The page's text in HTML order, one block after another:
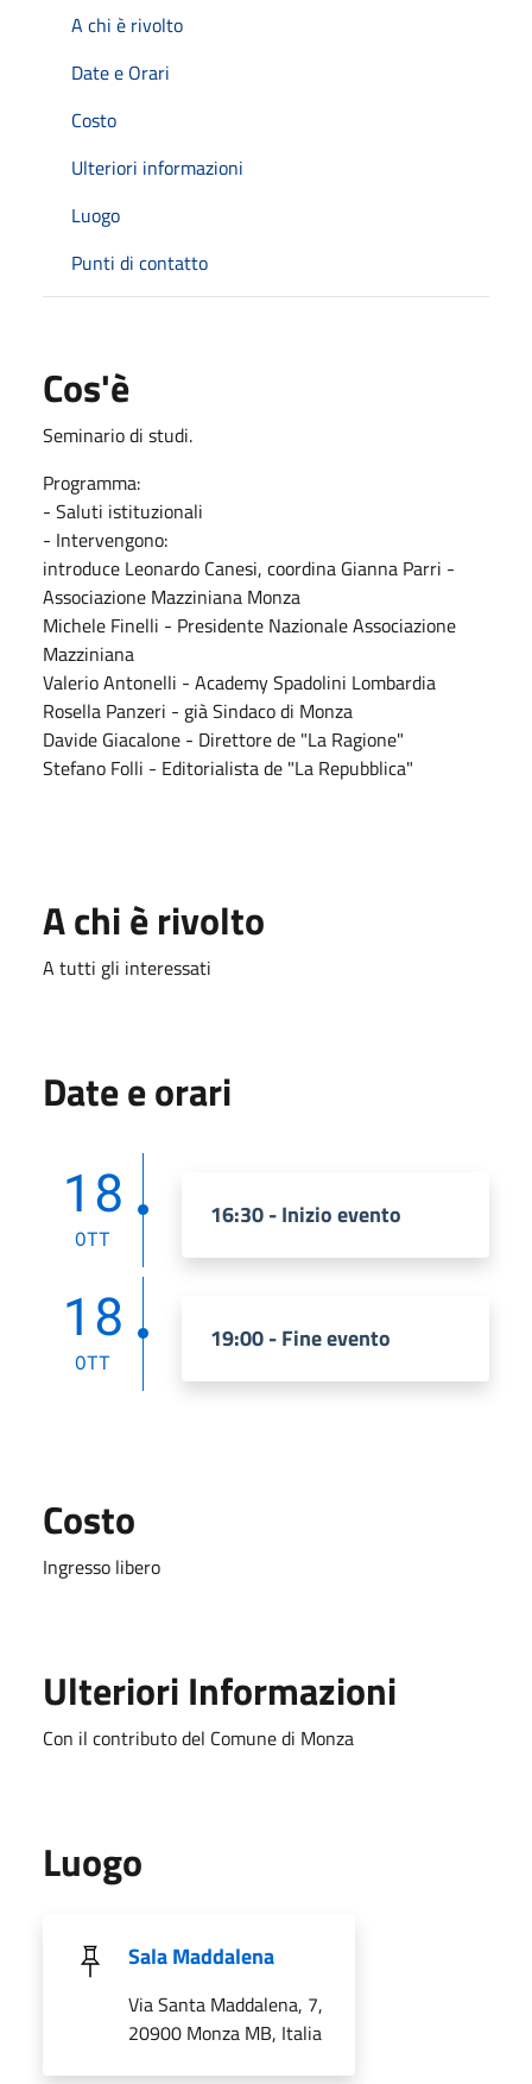
A chi è rivolto
Date e Orari
Costo
Ulteriori informazioni
Luogo
Punti di contatto
Cos'è
Seminario di studi.
Programma:
- Saluti istituzionali
- Intervengono:
introduce Leonardo Canesi, coordina Gianna Parri -
Associazione Mazziniana Monza
Michele Finelli - Presidente Nazionale Associazione
Mazziniana
Valerio Antonelli - Academy Spadolini Lombardia
Rosella Panzeri - già Sindaco di Monza
Davide Giacalone - Direttore de "La Ragione"
Stefano Folli - Editorialista de "La Repubblica"
A chi è rivolto
A tutti gli interessati
Date e orari
18
OTT
16:30 - Inizio evento
18
OTT
19:00 - Fine evento
Costo
Ingresso libero
Ulteriori Informazioni
Con il contributo del Comune di Monza
Luogo
Sala Maddalena
Via Santa Maddalena, 7,
20900 Monza MB, Italia